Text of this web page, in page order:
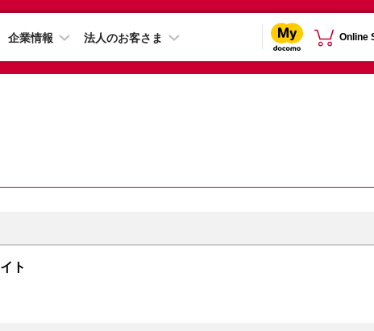
企業情報 法人のお客さま Online
ト